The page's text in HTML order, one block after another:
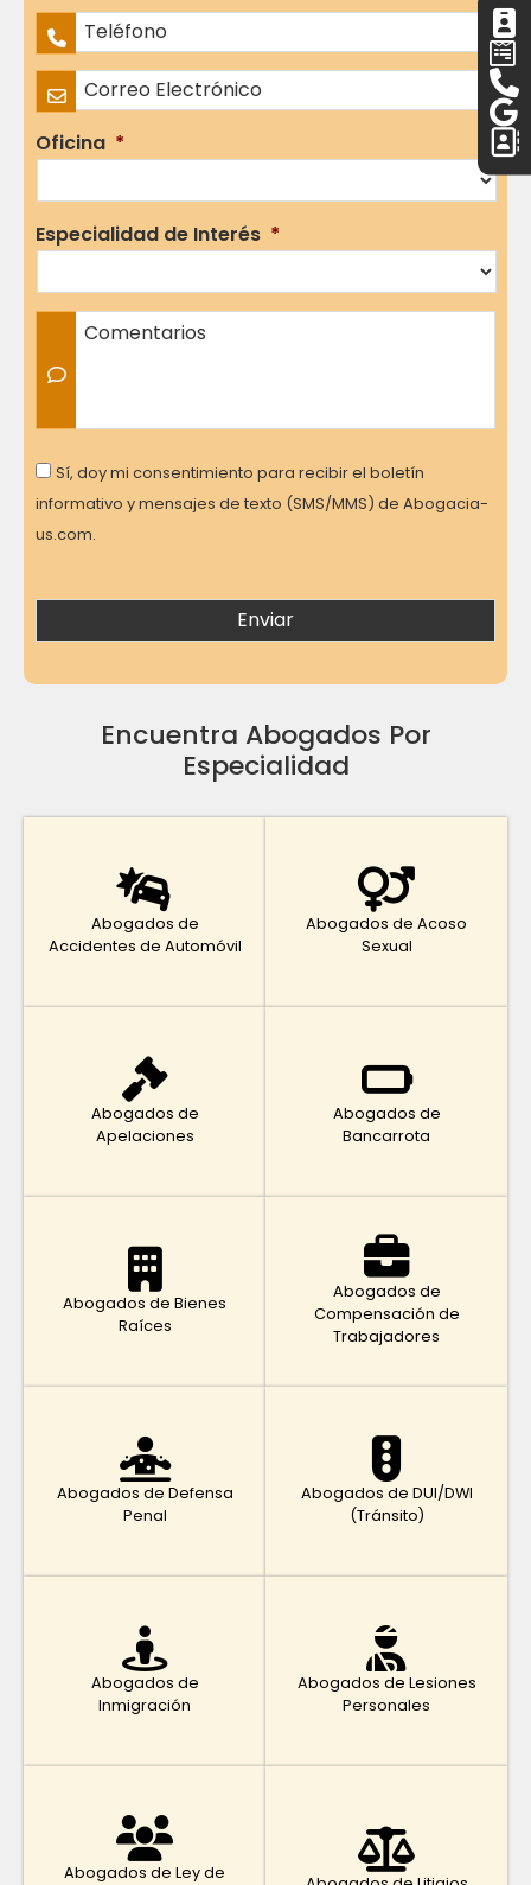
Apellidos
Teléfono *
Correo Electrónico *
Oficina *
Especialidad de Interés *
Comentarios
Consent
Sí, doy mi consentimiento para recibir el boletín
informativo y mensajes de texto (SMS/MMS) de Abogacia-
us.com.
Encuentra Abogados Por
Especialidad
Abogados de
Accidentes de Automóvil
Abogados de Acoso
Sexual
Abogados de
Apelaciones
Abogados de
Bancarrota
Abogados de Bienes
Raíces
Abogados de
Compensación de
Trabajadores
Abogados de Defensa
Penal
Abogados de DUI/DWI
(Tránsito)
Abogados de
Inmigración
Abogados de Lesiones
Personales
Abogados de Ley de